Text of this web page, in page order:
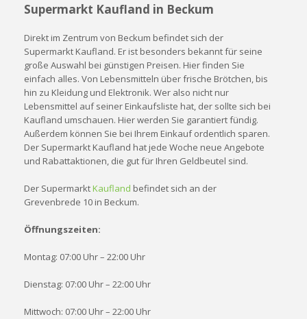
Supermarkt Kaufland in Beckum
Direkt im Zentrum von Beckum befindet sich der
Supermarkt Kaufland. Er ist besonders bekannt für seine
große Auswahl bei günstigen Preisen. Hier finden Sie
einfach alles. Von Lebensmitteln über frische Brötchen, bis
hin zu Kleidung und Elektronik. Wer also nicht nur
Lebensmittel auf seiner Einkaufsliste hat, der sollte sich bei
Kaufland umschauen. Hier werden Sie garantiert fündig.
Außerdem können Sie bei Ihrem Einkauf ordentlich sparen.
Der Supermarkt Kaufland hat jede Woche neue Angebote
und Rabattaktionen, die gut für Ihren Geldbeutel sind.
Der SupermarktKaufland befindet sich an der
Grevenbrede 10 in Beckum.
Öffnungszeiten:
Montag: 07:00 Uhr – 22:00 Uhr
Dienstag: 07:00 Uhr – 22:00 Uhr
Mittwoch: 07:00 Uhr – 22:00 Uhr